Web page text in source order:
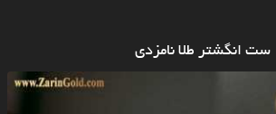
ست انگشتر طلا نامزدی